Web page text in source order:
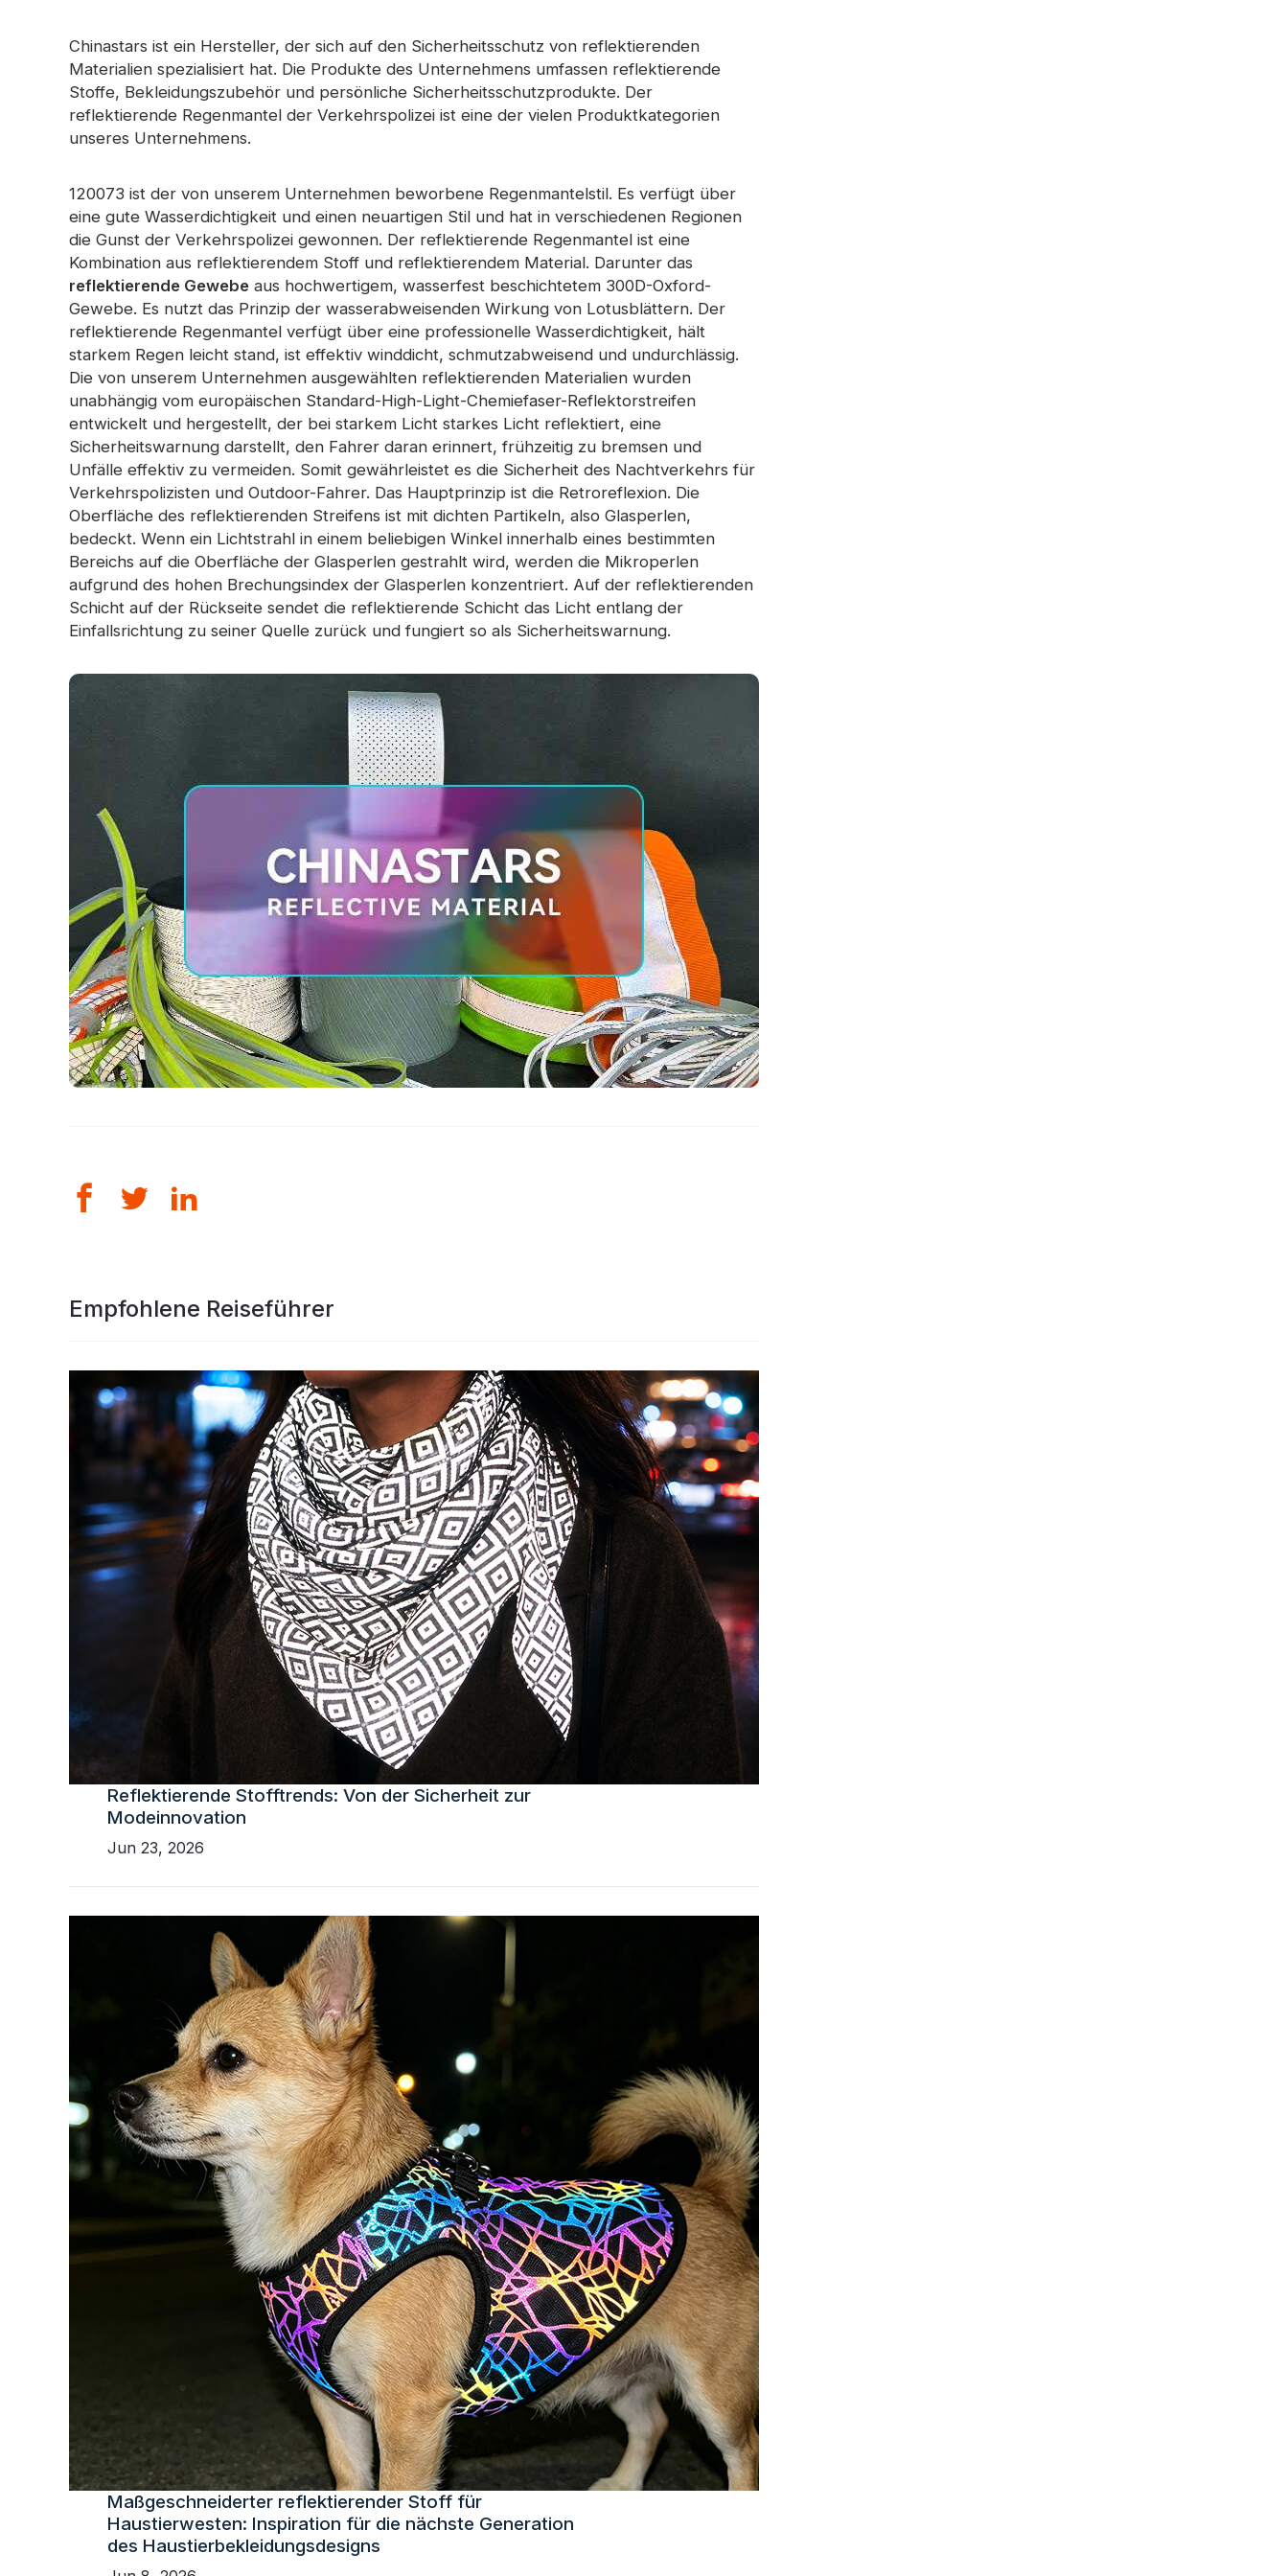
Chinastars ist ein Hersteller, der sich auf den Sicherheitsschutz von reflektierenden
Materialien spezialisiert hat. Die Produkte des Unternehmens umfassen reflektierende
Stoffe, Bekleidungszubehör und persönliche Sicherheitsschutzprodukte. Der
reflektierende Regenmantel der Verkehrspolizei ist eine der vielen Produktkategorien
unseres Unternehmens.
120073 ist der von unserem Unternehmen beworbene Regenmantelstil. Es verfügt über
eine gute Wasserdichtigkeit und einen neuartigen Stil und hat in verschiedenen Regionen
die Gunst der Verkehrspolizei gewonnen. Der reflektierende Regenmantel ist eine
Kombination aus reflektierendem Stoff und reflektierendem Material. Darunter das
reflektierende Gewebe aus hochwertigem, wasserfest beschichtetem 300D-Oxford-
Gewebe. Es nutzt das Prinzip der wasserabweisenden Wirkung von Lotusblättern. Der
reflektierende Regenmantel verfügt über eine professionelle Wasserdichtigkeit, hält
starkem Regen leicht stand, ist effektiv winddicht, schmutzabweisend und undurchlässig.
Die von unserem Unternehmen ausgewählten reflektierenden Materialien wurden
unabhängig vom europäischen Standard-High-Light-Chemiefaser-Reflektorstreifen
entwickelt und hergestellt, der bei starkem Licht starkes Licht reflektiert, eine
Sicherheitswarnung darstellt, den Fahrer daran erinnert, frühzeitig zu bremsen und
Unfälle effektiv zu vermeiden. Somit gewährleistet es die Sicherheit des Nachtverkehrs für
Verkehrspolizisten und Outdoor-Fahrer. Das Hauptprinzip ist die Retroreflexion. Die
Oberfläche des reflektierenden Streifens ist mit dichten Partikeln, also Glasperlen,
bedeckt. Wenn ein Lichtstrahl in einem beliebigen Winkel innerhalb eines bestimmten
Bereichs auf die Oberfläche der Glasperlen gestrahlt wird, werden die Mikroperlen
aufgrund des hohen Brechungsindex der Glasperlen konzentriert. Auf der reflektierenden
Schicht auf der Rückseite sendet die reflektierende Schicht das Licht entlang der
Einfallsrichtung zu seiner Quelle zurück und fungiert so als Sicherheitswarnung.
Empfohlene Reiseführer
Reflektierende Stofftrends: Von der Sicherheit zur
Modeinnovation
Jun 23, 2026
Maßgeschneiderter reflektierender Stoff für
Haustierwesten: Inspiration für die nächste Generation
des Haustierbekleidungsdesigns